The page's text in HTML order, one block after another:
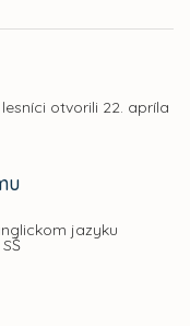
otvorili 22. apríla
jazyku